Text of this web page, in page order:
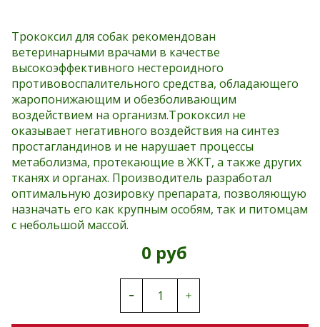
Трококсил для собак рекомендован
ветеринарными врачами в качестве
высокоэффективного нестероидного
противовоспалительного средства, обладающего
жаропонижающим и обезболивающим
воздействием на организм.Трококсил не
оказывает негативного воздействия на синтез
простагландинов и не нарушает процессы
метаболизма, протекающие в ЖКТ, а также других
тканях и органах. Производитель разработал
оптимальную дозировку препарата, позволяющую
назначать его как крупным особям, так и питомцам
с небольшой массой.
0 руб